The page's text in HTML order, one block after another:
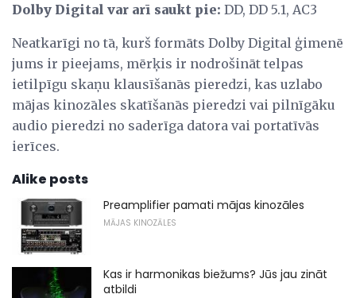
Dolby Digital var arī saukt pie: DD, DD 5.1, AC3
Neatkarīgi no tā, kurš formāts Dolby Digital ģimenē
jums ir pieejams, mērķis ir nodrošināt telpas
ietilpīgu skaņu klausīšanās pieredzi, kas uzlabo
mājas kinozāles skatīšanās pieredzi vai pilnīgāku
audio pieredzi no saderīga datora vai portatīvās
ierīces.
Alike posts
Preamplifier pamati mājas kinozāles
MĀJAS KINOZĀLES
Kas ir harmonikas biežums? Jūs jau zināt
atbildi